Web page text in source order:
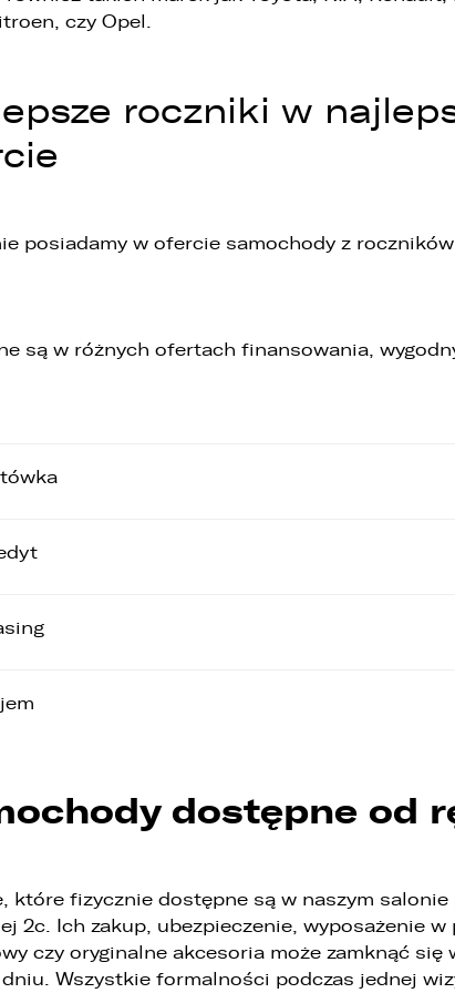
czy Opel.
roczniki w
posiadamy w ofercie samochody z
są w różnych ofertach finansowania,
dostępne od
które fizycznie dostępne są w naszym salonie
2c. Ich zakup, ubezpieczenie, wyposażenie w
czy oryginalne akcesoria może zamknąć się
Wszystkie formalności podczas jednej